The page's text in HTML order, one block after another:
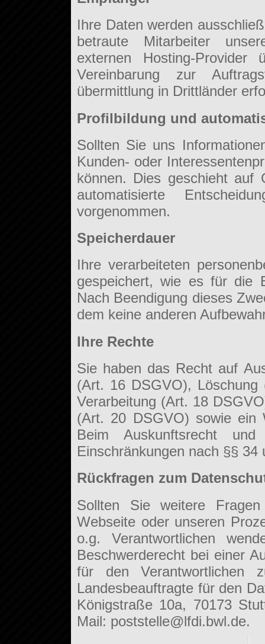
Ihre Daten werden
betraute Mitarbeiter
externen Hosting-
Vereinbarung zur
übermittlung in Drittländer
Profilbildung und
Sollten Sie uns
Kunden- oder
können. Dies geschieht auf
automatisierte
vorgenommen.
Speicherdauer
Ihre verarbeiteten
gespeichert, wie es für die
Nach Beendigung dieses
dem keine anderen
Ihre Rechte
Sie haben das Recht auf
(Art. 16 DSGVO),
Verarbeitung (Art. 18
(Art. 20 DSGVO) sowie ein
Beim Auskunftsrecht
Einschränkungen nach §§ 34
Rückfragen zum
Sollten Sie weitere
Webseite oder unseren
o.g. Verantwortlichen
Beschwerderecht bei einer
für den Verantwortlichen
Landesbeauftragte für den
Königstraße 10a, 70173
Mail: poststelle@lfdi.bwl.de.